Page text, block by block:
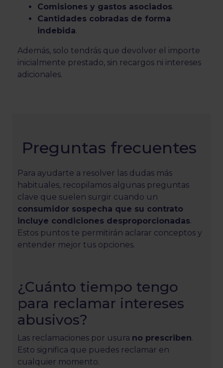
Comisiones y gastos asociados.
Cantidades cobradas de forma
indebida.
Además, solo tendrás que devolver el importe
inicialmente prestado, sin recargos ni intereses
adicionales.
Preguntas frecuentes
Para ayudarte a resolver las dudas más
habituales, recopilamos algunas preguntas
clave que suelen surgir cuando un
consumidor sospecha que su contrato
incluye condiciones desproporcionadas.
Estos puntos te permitirán aclarar conceptos y
entender mejor tus opciones.
¿Cuánto tiempo tengo
para reclamar intereses
abusivos?
Las reclamaciones por usura no prescriben.
Esto significa que puedes reclamar en
cualquier momento.